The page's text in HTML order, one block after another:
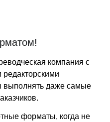
компания с
выполнять даже самые
форматы, когда не